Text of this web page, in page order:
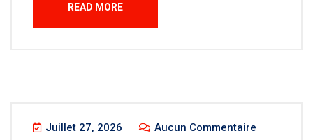
READ MORE
Juillet 27, 2026 Aucun Commentaire